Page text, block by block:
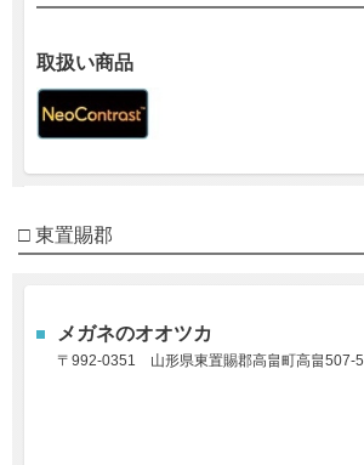
取扱い商品
□ 東置賜郡
メガネのオオツカ
〒992-0351 山形県東置賜郡高畠町高畠507-5